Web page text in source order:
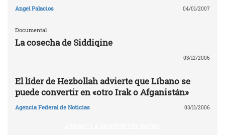
Angel Palacios 04/01/2007
Documental
La cosecha de Siddiqine
03/12/2006
El líder de Hezbollah advierte que Líbano se
puede convertir en «otro Irak o Afganistán»
Agencia Federal de Noticias 03/11/2006